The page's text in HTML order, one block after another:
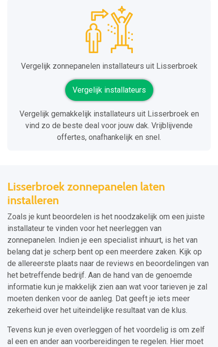
Vergelijk zonnepanelen installateurs uit Lisserbroek
Vergelijk installateurs
Vergelijk gemakkelijk installateurs uit Lisserbroek en
vind zo de beste deal voor jouw dak. Vrijblijvende
offertes, onafhankelijk en snel.
Lisserbroek zonnepanelen laten
installeren
Zoals je kunt beoordelen is het noodzakelijk om een juiste
installateur te vinden voor het neerleggen van
zonnepanelen. Indien je een specialist inhuurt, is het van
belang dat je scherp bent op een meerdere zaken. Kijk op
de allereerste plaats naar de reviews en beoordelingen van
het betreffende bedrijf. Aan de hand van de genoemde
informatie kun je makkelijk zien aan wat voor tarieven je zal
moeten denken voor de aanleg. Dat geeft je iets meer
zekerheid over het uiteindelijke resultaat van de klus.
Tevens kun je even overleggen of het voordelig is om zelf
al een en ander aan voorbereidingen te regelen. Hier moet